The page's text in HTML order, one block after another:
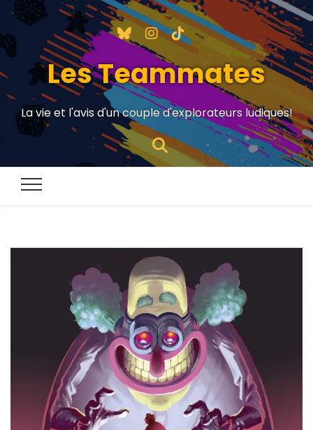
Les Teammates
La vie et l'avis d'un couple d'explorateurs ludiques!